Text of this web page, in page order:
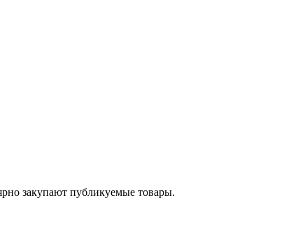
закупают публикуемые товары.